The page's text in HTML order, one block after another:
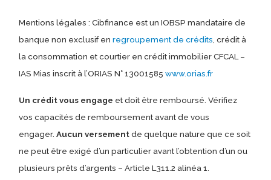
Mentions légales : Cibfinance est un IOBSP mandataire de
banque non exclusif enregroupement de crédits, crédit à
la consommation et courtier en crédit immobilier CFCAL –
IAS Mias inscrit à l’ORIAS N° 13001585www.orias.fr
Un crédit vous engage et doit être remboursé. Vérifiez
vos capacités de remboursement avant de vous
engager.Aucun versementde quelque nature que ce soit
ne peut être exigé d’un particulier avant l’obtention d’un ou
plusieurs prêts d’argents – Article L311.2 alinéa 1.